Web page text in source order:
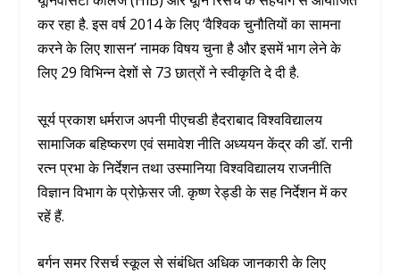
कर रहा है. इस वर्ष 2014 के लिए ‘वैश्विक चुनौतियों का सामना
करने के लिए शासन’ नामक विषय चुना है और इसमें भाग लेने के
लिए 29 विभिन्न देशों से 73 छात्रों ने स्वीकृति दे दी है.
सूर्य प्रकाश धर्मराज अपनी पीएचडी हैदराबाद विश्वविद्यालय
सामाजिक बहिष्करण एवं समावेश नीति अध्ययन केंद्र की डॉ. रानी
रत्न प्रभा के निर्देशन तथा उस्मानिया विश्वविद्यालय राजनीति
विज्ञान विभाग के प्रोफ़ेसर जी. कृष्ण रेड्डी के सह निर्देशन में कर
रहें हैं.
बर्गन समर रिसर्च स्कूल से संबंधित अधिक जानकारी के लिए